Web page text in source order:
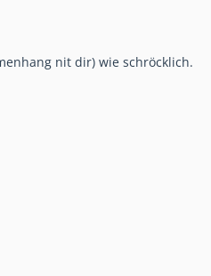
nit dir) wie schröcklich.